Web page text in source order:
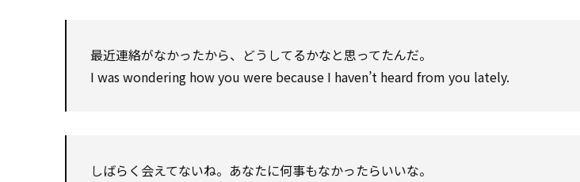
最近連絡がなかったから、どうしてるかなと思ってたんだ。
I was wondering how you were because I haven’t heard from you lately.
しばらく会えてないね。あなたに何事もなかったらいいな。